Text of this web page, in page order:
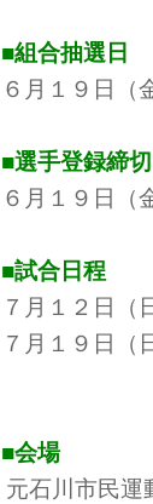
■組合抽選日
６月１９日（
■選手登録締
６月１９日（
■試合日程
７月１２日（
７月１９日（
■会場
元石川市民運